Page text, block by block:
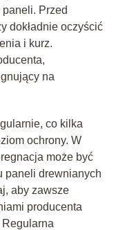
Przed
dokładnie oczyścić
i kurz.
na
co kilka
ochrony. W
może być
paneli drewnianych
aby zawsze
producenta